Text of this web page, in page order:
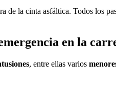
de la cinta asfáltica. Todos los
en la
, entre ellas varios